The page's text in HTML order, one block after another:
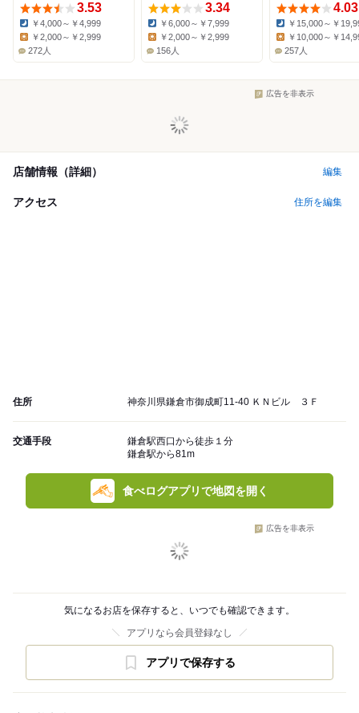
3.53
Dinner:
￥4,000～￥4,999
￥2,000～￥2,999
272人
3.34
Dinner:
￥6,000～￥7,999
￥2,000～￥2,999
156人
4.03
Dinner:
￥15,000～￥
￥10,000～￥
257人
広告を非表示
店舗情報（詳細） 編集
アクセス 住所を編集
住所 神奈川県鎌倉市御成町11-40 ＫＮビル ３Ｆ
交通手段
鎌倉駅西口から徒歩１分
鎌倉駅から81m
食べログアプリで地図を開く
広告を非表示
気になるお店を保存すると、いつでも確認できます。
アプリなら会員登録なし
アプリで保存する